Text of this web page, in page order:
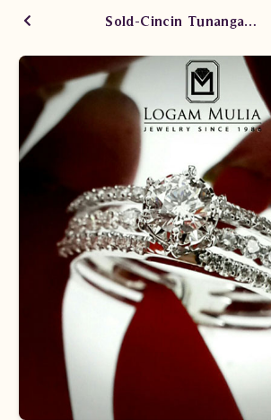
Sold-Cincin Tunangan DVW.RFF7946 sTEE